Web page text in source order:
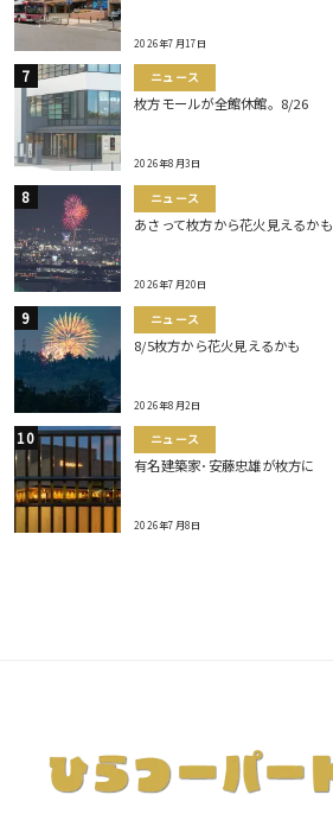
2026年7月17日
ニュース
枚方モールが全館休館。8/26
2026年8月3日
ニュース
あさって枚方から花火見えるかも
2026年7月20日
ニュース
8/5枚方から花火見えるかも
2026年8月2日
ニュース
有名建築家･安藤忠雄が枚方に
2026年7月8日